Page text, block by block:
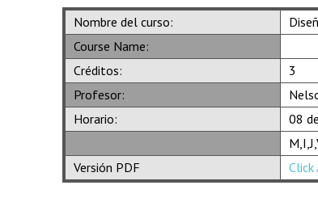
Nombre del curso:
Course Name:
Créditos:
3
Profesor:
Horario:
08
Versión PDF
Click